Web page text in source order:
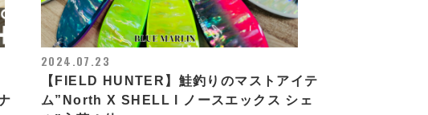
2024.07.23
【FIELD HUNTER】鮭釣りのマストアイテ
ム”North X SHELL l ノースエックス シェ